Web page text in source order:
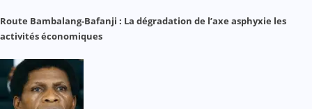
Route Bambalang-Bafanji : La dégradation de l’axe asphyxie les
activités économiques